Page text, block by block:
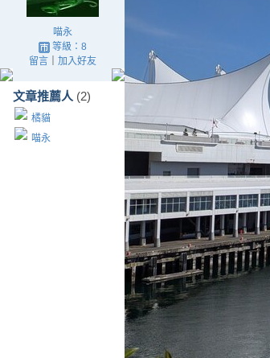
喵永
等級：8
留言｜ 加入好友
文章推薦人 (2)
橘貓
喵永